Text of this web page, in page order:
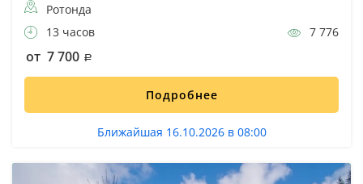
Ротонда
13 часов
7 776
от 7 700
Подробнее
Ближайшая 16.10.2026 в 08:00